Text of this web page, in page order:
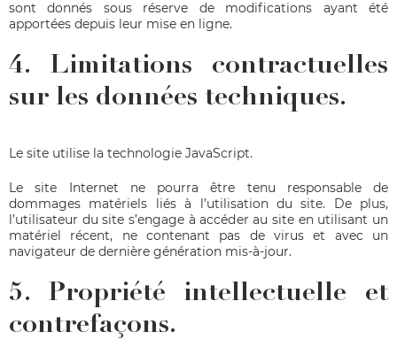
sont donnés sous réserve de modifications ayant été
apportées depuis leur mise en ligne.
4. Limitations contractuelles
sur les données techniques.
Le site utilise la technologie JavaScript.
Le site Internet ne pourra être tenu responsable de
dommages matériels liés à l’utilisation du site. De plus,
l’utilisateur du site s’engage à accéder au site en utilisant un
matériel récent, ne contenant pas de virus et avec un
navigateur de dernière génération mis-à-jour.
5. Propriété intellectuelle et
contrefaçons.